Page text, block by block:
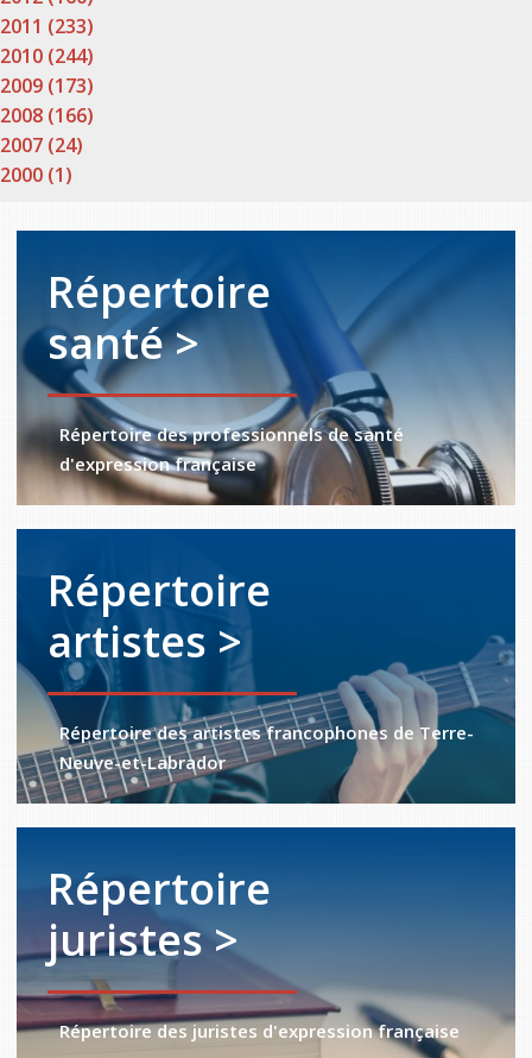
2011 (233)
2010 (244)
2009 (173)
2008 (166)
2007 (24)
2000 (1)
Répertoire
santé >
Répertoire des professionnels de santé
d'expression française
Répertoire
artistes >
Répertoire des artistes francophones de Terre-
Neuve-et-Labrador
Répertoire
juristes >
Répertoire des juristes d'expression française